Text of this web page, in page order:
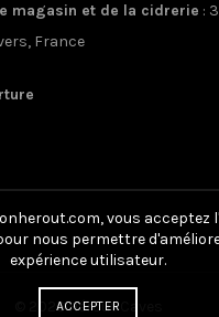
magasin et de la cidrerie :
France
© 2026 Hérout Caves
vous acceptez
nous permettre
expérience utilisateur.
ACCEPTER